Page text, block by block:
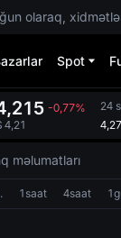
olaraq,
Spot
-0,77%
4,21
24
məlumatları
1saat 4saat